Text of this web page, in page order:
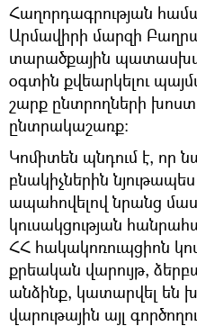
Հաղորդագրության
Արմավիրի մարզի
տարածքային
օգտին քվեարկելու
շարք ընտրողների
ընտրակաշառք:
Կոմիտեն պնդում է, որ
բնակիչներին
ապահովելով նրանց
կուսակցության
ՀՀ հակակոռուպցիոն
քրեական վարույթ,
անձինք, կատարվել են
վարութային այլ